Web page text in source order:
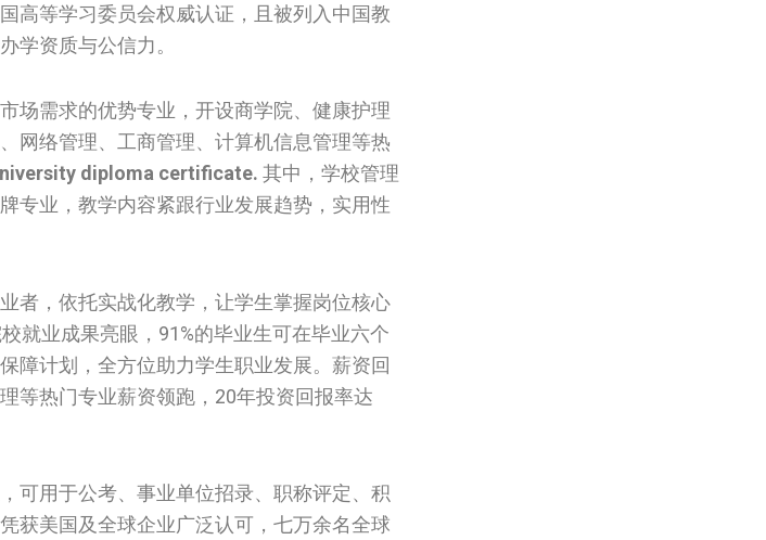
高等学习委员会权威认证，且被列入中国教
学资质与公信力。
场需求的优势专业，开设商学院、健康护理
网络管理、工商管理、计算机信息管理等热
diploma certificate. 其中，学校管理
专业，教学内容紧跟行业发展趋势，实用性
者，依托实战化教学，让学生掌握岗位核心
就业成果亮眼，91%的毕业生可在毕业六个
障计划，全方位助力学生职业发展。薪资回
等热门专业薪资领跑，20年投资回报率达
可用于公考、事业单位招录、职称评定、积
获美国及全球企业广泛认可，七万余名全球